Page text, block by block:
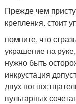
Прежде чем
крепления, стоит
помните, что
украшение на
нужно быть
инкрустация
двух
вульгарных